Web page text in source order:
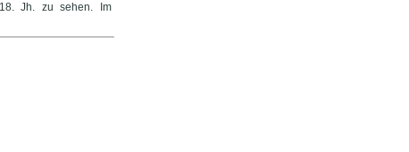
Jh. zu sehen. Im